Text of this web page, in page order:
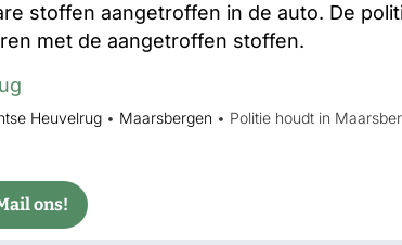
stoffen aangetroffen in de auto. De
met de aangetroffen stoffen.
Heuvelrug• Maarsbergen • Politie houdt in
ons!